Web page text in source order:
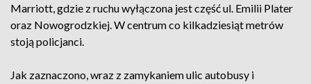
Marriott, gdzie z ruchu wyłączona jest część ul. Emilii Plater
oraz Nowogrodzkiej. W centrum co kilkadziesiąt metrów
stoją policjanci.
Jak zaznaczono, wraz z zamykaniem ulic autobusy i